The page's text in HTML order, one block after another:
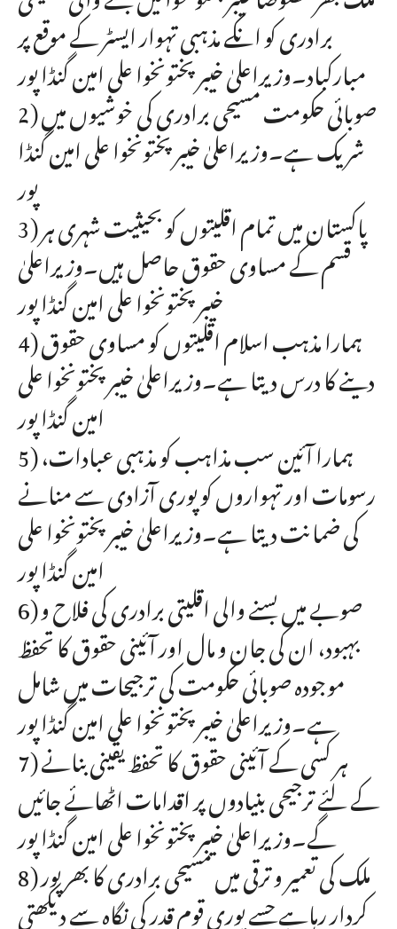
برادری کو انکے مذہبی تہوار ایسٹر کے موقع پر
مبارکباد۔وزیراعلیٰ خیبر پختونخوا علی امین گنڈا پور
2) صوبائی حکومت مسیحی برادری کی خوشیوں میں
شریک ہے۔وزیراعلیٰ خیبر پختونخوا علی امین گنڈا
پور
3) پاکستان میں تمام اقلیتوں کو بحیثیت شہری ہر
قسم کے مساوی حقوق حاصل ہیں۔وزیراعلیٰ
خیبر پختونخوا علی امین گنڈا پور
4) ہمارا مذہب اسلام اقلیتوں کو مساوی حقوق
دینے کا درس دیتا ہے۔وزیراعلیٰ خیبر پختونخوا علی
امین گنڈا پور
5) ہمارا آئین سب مذاہب کو مذہبی عبادات،
رسومات اور تہواروں کو پوری آزادی سے منانے
کی ضمانت دیتا ہے۔وزیراعلیٰ خیبر پختونخوا علی
امین گنڈا پور
6) صوبے میں بسنے والی اقلیتی برادری کی فلاح و
بہبود، ان کی جان و مال اور آئینی حقوق کا تحفظ
موجودہ صوبائی حکومت کی ترجیحات میں شامل
ہے۔وزیراعلیٰ خیبر پختونخوا علی امین گنڈا پور
7) ہر کسی کے آئینی حقوق کا تحفظ یقینی بنانے
کے لئے ترجیحی بنیادوں پر اقدامات اٹھائے جائیں
گے۔وزیراعلیٰ خیبر پختونخوا علی امین گنڈا پور
8) ملک کی تعمیر و ترقی میں مسیحی برادری کا بھر پور
کردار رہاہے جسے پوری قوم قدر کی نگاہ سے دیکھتی